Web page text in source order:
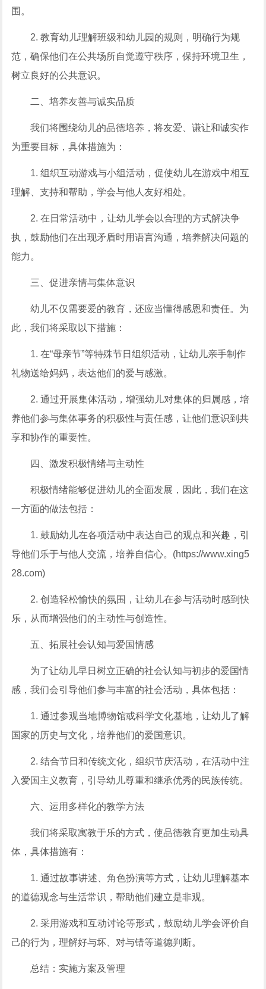
围。
2. 教育幼儿理解班级和幼儿园的规则，明确行为规
范，确保他们在公共场所自觉遵守秩序，保持环境卫生，
树立良好的公共意识。
二、培养友善与诚实品质
我们将围绕幼儿的品德培养，将友爱、谦让和诚实作
为重要目标，具体措施为：
1. 组织互动游戏与小组活动，促使幼儿在游戏中相互
理解、支持和帮助，学会与他人友好相处。
2. 在日常活动中，让幼儿学会以合理的方式解决争
执，鼓励他们在出现矛盾时用语言沟通，培养解决问题的
能力。
三、促进亲情与集体意识
幼儿不仅需要爱的教育，还应当懂得感恩和责任。为
此，我们将采取以下措施：
1. 在“母亲节”等特殊节日组织活动，让幼儿亲手制作
礼物送给妈妈，表达他们的爱与感激。
2. 通过开展集体活动，增强幼儿对集体的归属感，培
养他们参与集体事务的积极性与责任感，让他们意识到共
享和协作的重要性。
四、激发积极情绪与主动性
积极情绪能够促进幼儿的全面发展，因此，我们在这
一方面的做法包括：
1. 鼓励幼儿在各项活动中表达自己的观点和兴趣，引
导他们乐于与他人交流，培养自信心。(https://www.xing5
28.com)
2. 创造轻松愉快的氛围，让幼儿在参与活动时感到快
乐，从而增强他们的主动性与创造性。
五、拓展社会认知与爱国情感
为了让幼儿早日树立正确的社会认知与初步的爱国情
感，我们会引导他们参与丰富的社会活动，具体包括：
1. 通过参观当地博物馆或科学文化基地，让幼儿了解
国家的历史与文化，培养他们的爱国意识。
2. 结合节日和传统文化，组织节庆活动，在活动中注
入爱国主义教育，引导幼儿尊重和继承优秀的民族传统。
六、运用多样化的教学方法
我们将采取寓教于乐的方式，使品德教育更加生动具
体，具体措施有：
1. 通过故事讲述、角色扮演等方式，让幼儿理解基本
的道德观念与生活常识，帮助他们建立是非观。
2. 采用游戏和互动讨论等形式，鼓励幼儿学会评价自
己的行为，理解好与坏、对与错等道德判断。
总结：实施方案及管理